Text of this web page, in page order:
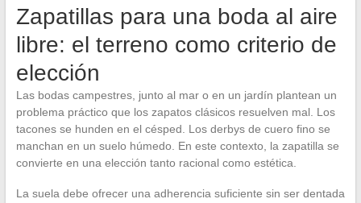
Zapatillas para una boda al aire
libre: el terreno como criterio de
elección
Las bodas campestres, junto al mar o en un jardín plantean un
problema práctico que los zapatos clásicos resuelven mal. Los
tacones se hunden en el césped. Los derbys de cuero fino se
manchan en un suelo húmedo. En este contexto, la zapatilla se
convierte en una elección tanto racional como estética.
La suela debe ofrecer una adherencia suficiente sin ser dentada